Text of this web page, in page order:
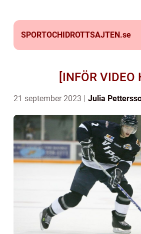
SPORTOCHIDROTTSAJTEN.se
[INFÖR VIDEO
21 september 2023 Julia